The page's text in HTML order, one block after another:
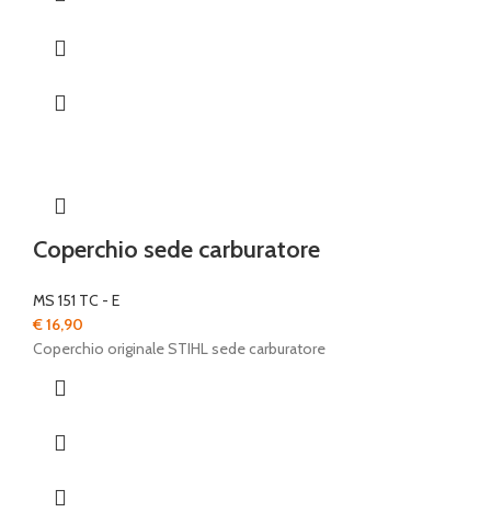
Coperchio sede carburatore
MS 151 TC - E
€16,90
Coperchio originale STIHL sede carburatore